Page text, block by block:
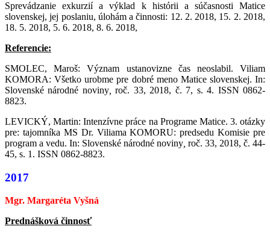
Sprevádzanie exkurzií a výklad k histórii a súčasnosti Matice
slovenskej, jej poslaniu, úlohám a činnosti: 12. 2. 2018, 15. 2. 2018,
18. 5. 2018, 5. 6. 2018, 8. 6. 2018,
Referencie:
SMOLEC, Maroš: Význam ustanovizne čas neoslabil. Viliam
KOMORA: Všetko urobme pre dobré meno Matice slovenskej. In:
Slovenské národné noviny, roč. 33, 2018, č. 7, s. 4. ISSN 0862-
8823.
LEVICKÝ, Martin: Intenzívne práce na Programe Matice. 3. otázky
pre: tajomníka MS Dr. Viliama KOMORU: predsedu Komisie pre
program a vedu. In: Slovenské národné noviny roč. 33, 2018, č. 44-
45, s. 1. ISSN 0862-8823.
2017
Mgr. Margaréta Vyšná
Prednášková činnosť